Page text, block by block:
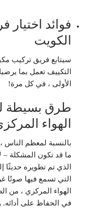
فوائد اختيار
الكويت
سيتابع فريق تركيب
التكييف تعمل بما
الأولى ، في كل مرة!
طرق بسيطة
الهواء
بالنسبة لمعظم الناس
ما قد تكون المشكلة
الذي تم تطويره
التي تسمع فيها صوتًا
الهواء المركزي ، من
في الحفاظ على أدائه.